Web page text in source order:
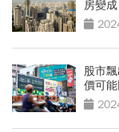
房變
股市
價可